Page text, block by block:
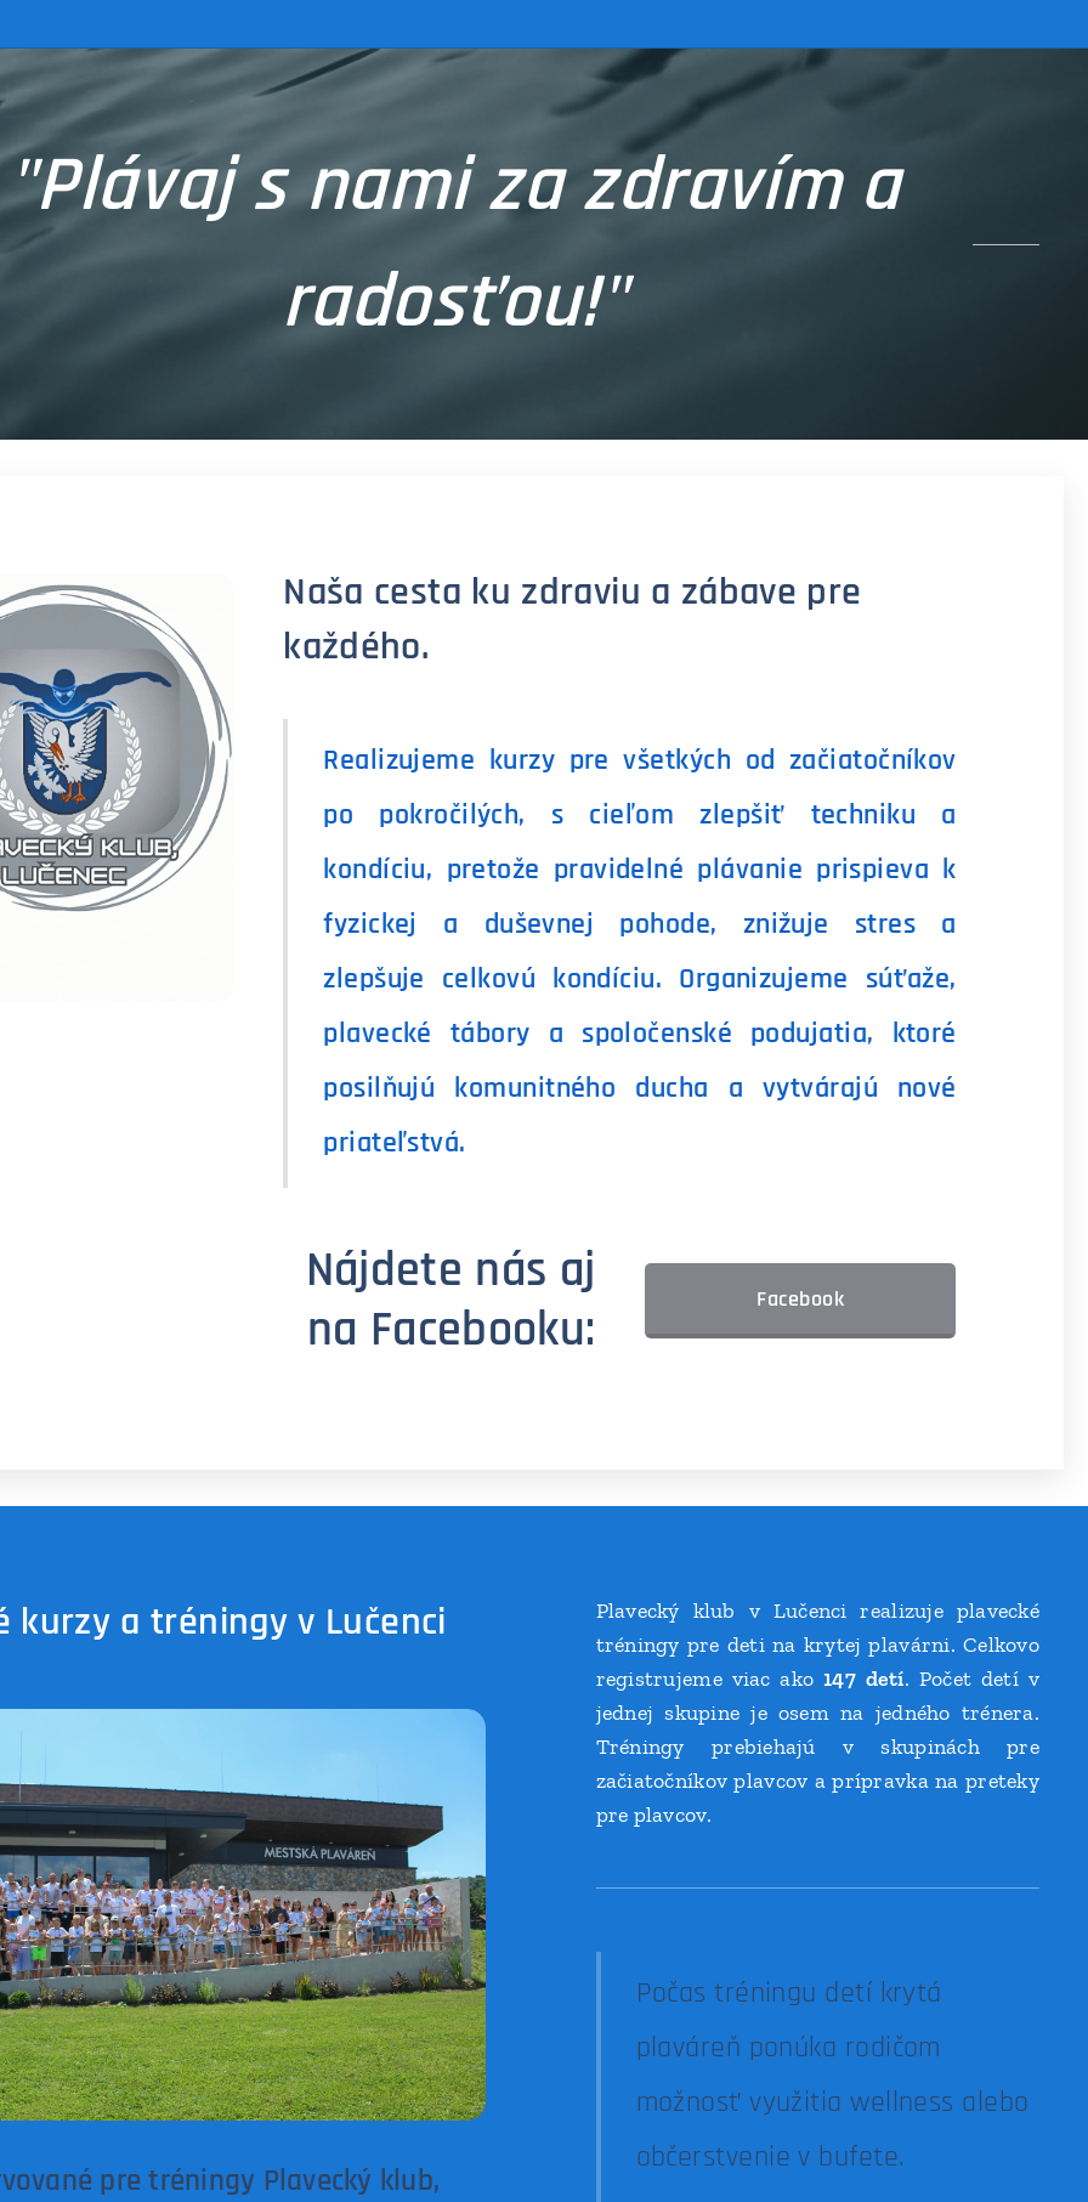
"Plávaj s nami za zdravím a
radosťou!"
Naša cesta ku zdraviu a zábave pre
každého.
Realizujeme kurzy pre všetkých od začiatočníkov
po pokročilých, s cieľom zlepšiť techniku a
kondíciu, pretože pravidelné plávanie prispieva k
fyzickej a duševnej pohode, znižuje stres a
zlepšuje celkovú kondíciu. Organizujeme súťaže,
plavecké tábory a spoločenské podujatia, ktoré
posilňujú komunitného ducha a vytvárajú nové
priateľstvá.
Nájdete nás aj
na Facebooku:
Facebook
kurzy a tréningy v Lučenci
pre tréningy Plavecký klub,
Plavecký klub v Lučenci realizuje plavecké
tréningy pre deti na krytej plavárni. Celkovo
registrujeme viac ako 147detí. Počet detí v
jednej skupine je osem na jedného trénera.
Tréningy prebiehajú v skupinách pre
začiatočníkov plavcov a prípravka na preteky
pre plavcov.
Počas tréningu detí krytá
plaváreň ponúka rodičom
možnosť využitia wellness alebo
občerstvenie v bufete.